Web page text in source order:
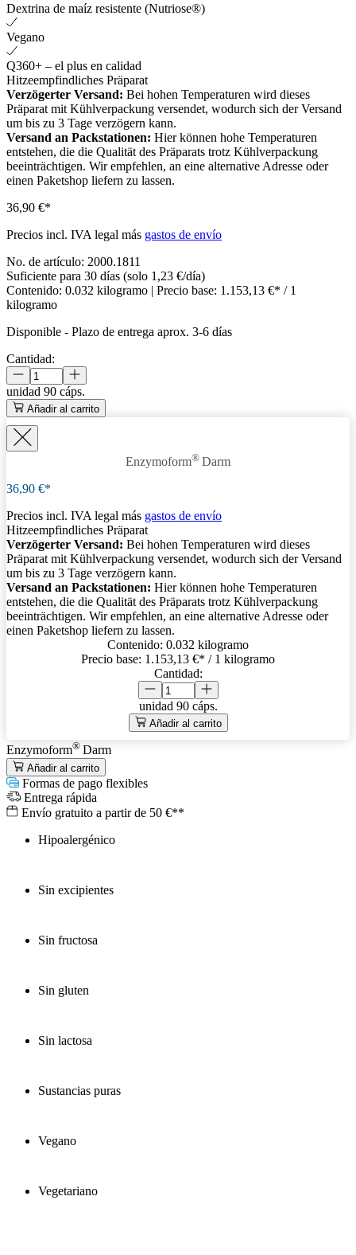
Dextrina de maíz resistente (Nutriose®)
Vegano
Q360+ – el plus en calidad
Hitzeempfindliches Präparat
Verzögerter Versand: Bei hohen Temperaturen wird dieses
Präparat mit Kühlverpackung versendet, wodurch sich der Versand
um bis zu 3 Tage verzögern kann.
Versand an Packstationen: Hier können hohe Temperaturen
entstehen, die die Qualität des Präparats trotz Kühlverpackung
beeinträchtigen. Wir empfehlen, an eine alternative Adresse oder
einen Paketshop liefern zu lassen.
36,90 €*
Precios incl. IVA legal más gastos de envío
No. de artículo: 2000.1811
Suficiente para 30 días (solo 1,23 €/día)
Contenido: 0.032 kilogramo | Precio base: 1.153,13 €* / 1
kilogramo
Disponible - Plazo de entrega aprox. 3-6 días
Cantidad:
unidad 90 cáps.
Añadir al carrito
Enzymoform® Darm
36,90 €*
Precios incl. IVA legal más gastos de envío
Hitzeempfindliches Präparat
Verzögerter Versand: Bei hohen Temperaturen wird dieses
Präparat mit Kühlverpackung versendet, wodurch sich der Versand
um bis zu 3 Tage verzögern kann.
Versand an Packstationen: Hier können hohe Temperaturen
entstehen, die die Qualität des Präparats trotz Kühlverpackung
beeinträchtigen. Wir empfehlen, an eine alternative Adresse oder
einen Paketshop liefern zu lassen.
Contenido: 0.032 kilogramo
Precio base: 1.153,13 €* / 1 kilogramo
Cantidad:
unidad 90 cáps.
Añadir al carrito
Enzymoform® Darm
Añadir al carrito
Formas de pago flexibles
Entrega rápida
Envío gratuito a partir de 50 €**
Hipoalergénico
Sin excipientes
Sin fructosa
Sin gluten
Sin lactosa
Sustancias puras
Vegano
Vegetariano